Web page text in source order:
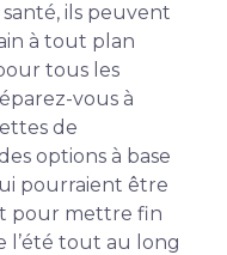
ils peuvent
à tout plan
tous les
vous à
de
options à base
pourraient être
pour mettre fin
l’été tout au long